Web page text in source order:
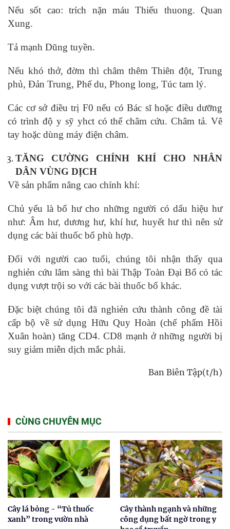
Nếu sốt cao: trích nặn máu Thiếu thuong. Quan
Xung.
Tả mạnh Dũng tuyền.
Nếu khó thở, đờm thì châm thêm Thiên đột, Trung
phủ, Đản Trung, Phế du, Phong long, Túc tam lý.
Các cơ sở điều trị F0 nếu có Bác sĩ hoặc điều dưỡng
có trình độ y sỹ yhct có thể châm cứu. Châm tả. Vê
tay hoặc dùng máy điện châm.
TĂNG CƯỜNG CHÍNH KHÍ CHO NHÂN
DÂN VÙNG DỊCH
Về sản phẩm nâng cao chính khí:
Chủ yếu là bổ hư cho những người có dấu hiệu hư
như: Âm hư, dương hư, khí hư, huyết hư thì nên sử
dụng các bài thuốc bổ phù hợp.
Đối với người cao tuổi, chúng tôi nhận thấy qua
nghiẻn cứu lâm sàng thì bài Thập Toàn Đại Bổ có tác
dụng vượt trội so với các bài thuốc bổ khác.
Đặc biệt chúng tôi đã nghiẻn cứu thành công đề tài
cấp bộ về sử dụng Hữu Quy Hoàn (chế phẩm Hồi
Xuân hoàn) tăng CD4. CD8 mạnh ở những người bị
suy giảm miễn dịch mắc phải.
Ban Biên Tập(t/h)
CÙNG CHUYÊN MỤC
Cây lá bỏng - “Tủ thuốc
xanh” trong vườn nhà
Cây thành ngạnh và những
công dụng bất ngờ trong y